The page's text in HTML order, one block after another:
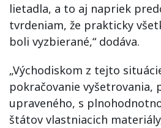
lietadla, a to aj napriek
tvrdeniam, že prakticky
boli vyzbierané,“ dodáva.
„Východiskom z tejto
pokračovanie vyšetrovania,
upraveného, s
štátov vlastniacich